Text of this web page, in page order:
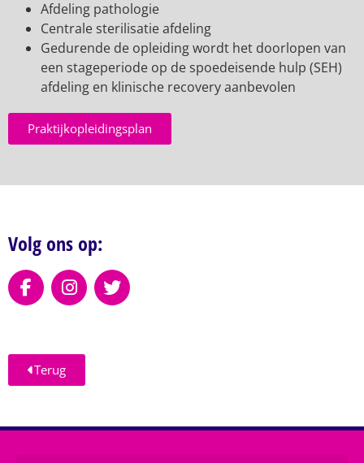
Afdeling pathologie
Centrale sterilisatie afdeling
Gedurende de opleiding wordt het doorlopen van
een stageperiode op de spoedeisende hulp (SEH)
afdeling en klinische recovery aanbevolen
Praktijkopleidingsplan
Volg ons op:
Terug